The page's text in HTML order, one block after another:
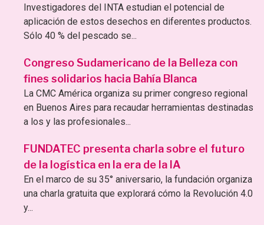
Investigadores del INTA estudian el potencial de
aplicación de estos desechos en diferentes productos.
Sólo 40 % del pescado se...
Congreso Sudamericano de la Belleza con
fines solidarios hacia Bahía Blanca
La CMC América organiza su primer congreso regional
en Buenos Aires para recaudar herramientas destinadas
a los y las profesionales...
FUNDATEC presenta charla sobre el futuro
de la logística en la era de la IA
En el marco de su 35° aniversario, la fundación organiza
una charla gratuita que explorará cómo la Revolución 4.0
y...